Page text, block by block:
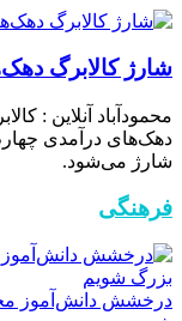
شارژ کالابرگ دهک‌های
محمودآباد آنلاین :
شارژ می‌شود.
فرهنگی
درخشش دانش‌آموز